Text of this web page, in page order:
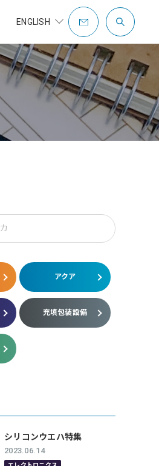
補助金支援事業
歴史・沿革
制度
ENGLISH
COMPANY PROFILE
OVERSEAS
CONTACT
アクア
充填包装設備
シリコンウエハ特集
2023.06.14